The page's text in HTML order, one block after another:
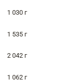
1 030 г
1 535 г
2 042 г
1 062 г